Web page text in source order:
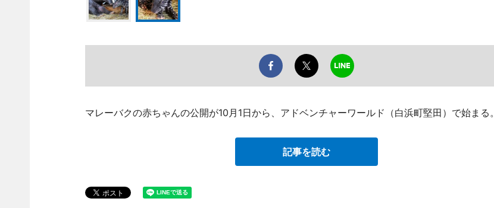
マレーバクの赤ちゃんの公開が10月1日から、アドベンチャーワールド（白浜町堅田）で始まる。
記事を読む